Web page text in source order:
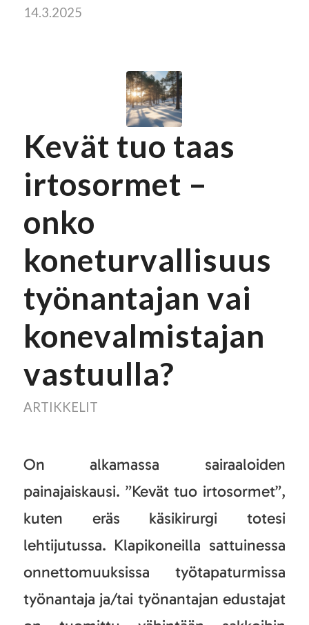
14.3.2025
Kevät tuo taas
irtosormet –
onko
koneturvallisuus
työnantajan vai
konevalmistajan
vastuulla?
ARTIKKELIT
On alkamassa sairaaloiden
painajaiskausi. ”Kevät tuo irtosormet”,
kuten eräs käsikirurgi totesi
lehtijutussa. Klapikoneilla sattuinessa
onnettomuuksissa työtapaturmissa
työnantaja ja/tai työnantajan edustajat